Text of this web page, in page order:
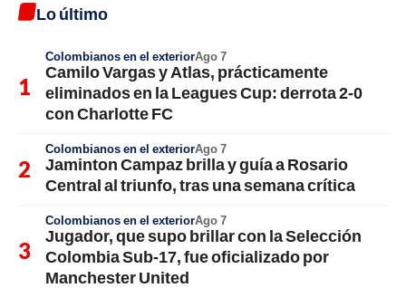
Lo último
Colombianos en el exteriorAgo 7
Camilo Vargas y Atlas, prácticamente
eliminados en la Leagues Cup: derrota 2-0
con Charlotte FC
Colombianos en el exteriorAgo 7
Jaminton Campaz brilla y guía a Rosario
Central al triunfo, tras una semana crítica
Colombianos en el exteriorAgo 7
Jugador, que supo brillar con la Selección
Colombia Sub-17, fue oficializado por
Manchester United